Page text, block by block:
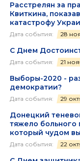
Расстрелян за
Квиткина,
катастрофу
Дата события: 28
С Днем
Дата события: 21
Выборы-2020 -
демократии?
Дата события: 29
Донецкий
тяжело больного
который чудом
Дата события: 22